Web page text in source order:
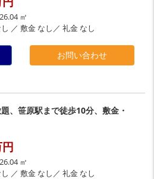
㎡
／ 敷金 なし／ 礼金 なし
お問い合わせ
、笹原駅まで徒歩10分、敷金・
㎡
／ 敷金 なし／ 礼金 なし